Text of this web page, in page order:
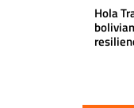
Hola